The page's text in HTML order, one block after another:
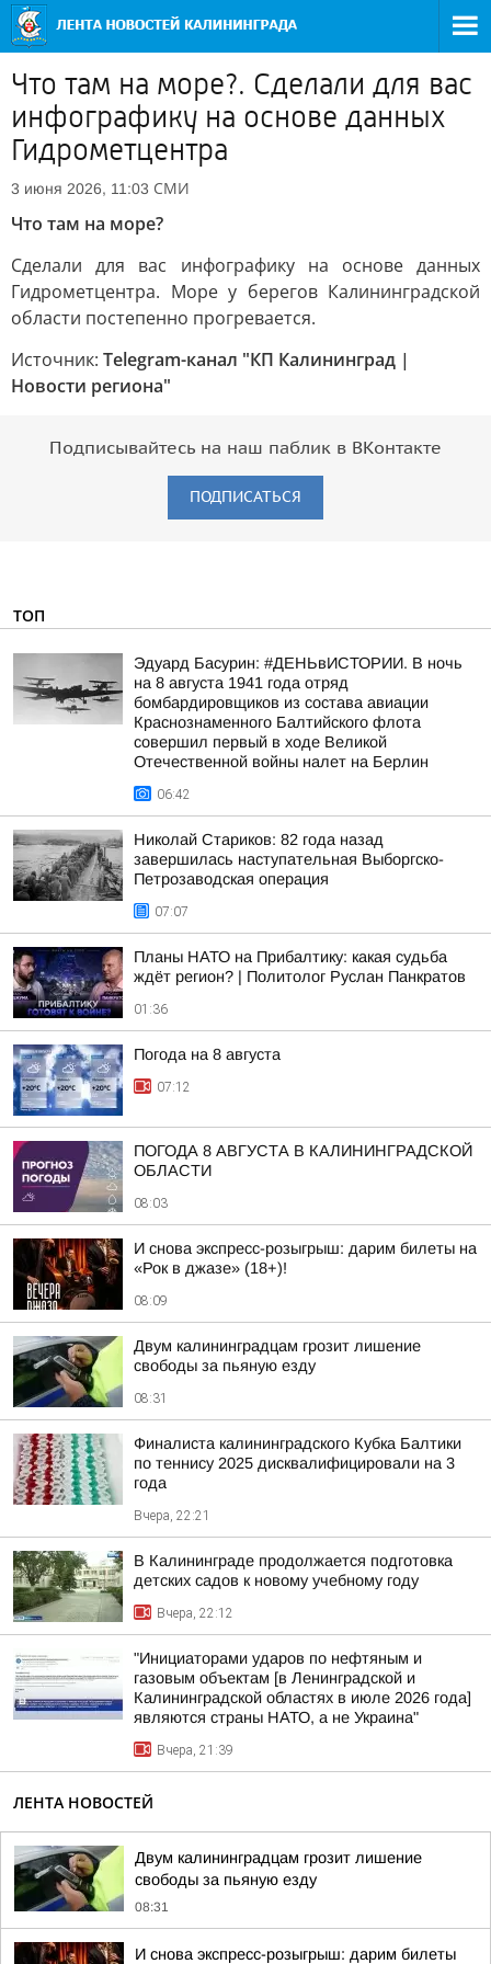
Что там на море?. Сделали для вас
инфографику на основе данных
Гидрометцентра
3 июня 2026, 11:03 СМИ
Что там на море?
Сделали для вас инфографику на основе данных
Гидрометцентра. Море у берегов Калининградской
области постепенно прогревается.
Источник: Telegram-канал "КП Калининград |
Новости региона"
Подписывайтесь на наш паблик в ВКонтакте
ПОДПИСАТЬСЯ
ТОП
Эдуард Басурин: #ДЕНЬвИСТОРИИ. В ночь
на 8 августа 1941 года отряд
бомбардировщиков из состава авиации
Краснознаменного Балтийского флота
совершил первый в ходе Великой
Отечественной войны налет на Берлин
06:42
Николай Стариков: 82 года назад
завершилась наступательная Выборгско-
Петрозаводская операция
07:07
Планы НАТО на Прибалтику: какая судьба
ждёт регион? | Политолог Руслан Панкратов
01:36
Погода на 8 августа
07:12
ПОГОДА 8 АВГУСТА В КАЛИНИНГРАДСКОЙ
ОБЛАСТИ
08:03
И снова экспресс-розыгрыш: дарим билеты на
«Рок в джазе» (18+)!
08:09
Двум калининградцам грозит лишение
свободы за пьяную езду
08:31
Финалиста калининградского Кубка Балтики
по теннису 2025 дисквалифицировали на 3
года
Вчера, 22:21
В Калининграде продолжается подготовка
детских садов к новому учебному году
Вчера, 22:12
"Инициаторами ударов по нефтяным и
газовым объектам [в Ленинградской и
Калининградской областях в июле 2026 года]
являются страны НАТО, а не Украина"
Вчера, 21:39
ЛЕНТА НОВОСТЕЙ
Двум калининградцам грозит лишение
свободы за пьяную езду
08:31
И снова экспресс-розыгрыш: дарим билеты